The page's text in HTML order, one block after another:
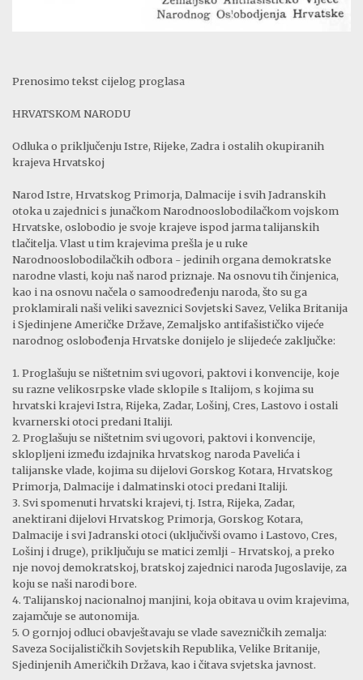
Prenosimo tekst cijelog proglasa
HRVATSKOM NARODU
Odluka o priključenju Istre, Rijeke, Zadra i ostalih okupiranih
krajeva Hrvatskoj
Narod Istre, Hrvatskog Primorja, Dalmacije i svih Jadranskih
otoka u zajednici s junačkom Narodnooslobodilačkom vojskom
Hrvatske, oslobodio je svoje krajeve ispod jarma talijanskih
tlačitelja. Vlast u tim krajevima prešla je u ruke
Narodnooslobodilačkih odbora - jedinih organa demokratske
narodne vlasti, koju naš narod priznaje. Na osnovu tih činjenica,
kao i na osnovu načela o samoodređenju naroda, što su ga
proklamirali naši veliki saveznici Sovjetski Savez, Velika Britanija
i Sjedinjene Američke Države, Zemaljsko antifašističko vijeće
narodnog oslobođenja Hrvatske donijelo je slijedeće zaključke:
1. Proglašuju se ništetnim svi ugovori, paktovi i konvencije, koje
su razne velikosrpske vlade sklopile s Italijom, s kojima su
hrvatski krajevi Istra, Rijeka, Zadar, Lošinj, Cres, Lastovo i ostali
kvarnerski otoci predani Italiji.
2. Proglašuju se ništetnim svi ugovori, paktovi i konvencije,
sklopljeni između izdajnika hrvatskog naroda Pavelića i
talijanske vlade, kojima su dijelovi Gorskog Kotara, Hrvatskog
Primorja, Dalmacije i dalmatinski otoci predani Italiji.
3. Svi spomenuti hrvatski krajevi, tj. Istra, Rijeka, Zadar,
anektirani dijelovi Hrvatskog Primorja, Gorskog Kotara,
Dalmacije i svi Jadranski otoci (uključivši ovamo i Lastovo, Cres,
Lošinj i druge), priključuju se matici zemlji - Hrvatskoj, a preko
nje novoj demokratskoj, bratskoj zajednici naroda Jugoslavije, za
koju se naši narodi bore.
4. Talijanskoj nacionalnoj manjini, koja obitava u ovim krajevima,
zajamčuje se autonomija.
5. O gornjoj odluci obavještavaju se vlade savezničkih zemalja:
Saveza Socijalističkih Sovjetskih Republika, Velike Britanije,
Sjedinjenih Američkih Država, kao i čitava svjetska javnost.